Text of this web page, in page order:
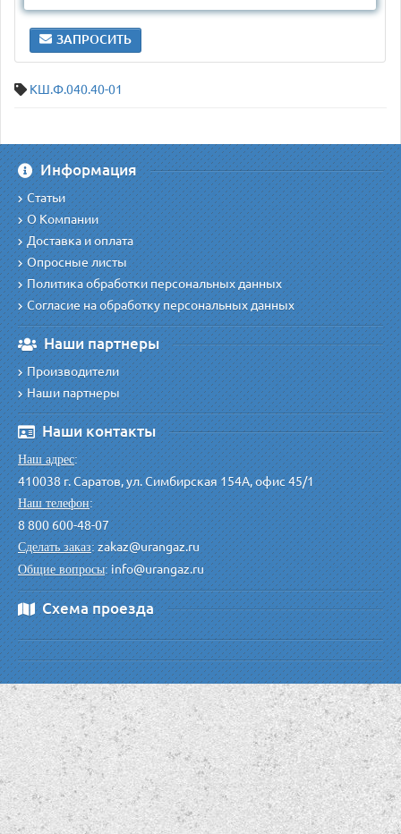
ЗАПРОСИТЬ
КШ.Ф.040.40-01
Информация
Статьи
О Компании
Доставка и оплата
Опросные листы
Политика обработки персональных данных
Согласие на обработку персональных данных
Наши партнеры
Производители
Наши партнеры
Наши контакты
Наш адрес:
410038 г. Саратов, ул. Симбирская 154А, офис 45/1
Наш телефон:
8 800 600-48-07
Сделать заказ:zakaz@urangaz.ru
Общие вопросы:info@urangaz.ru
Схема проезда